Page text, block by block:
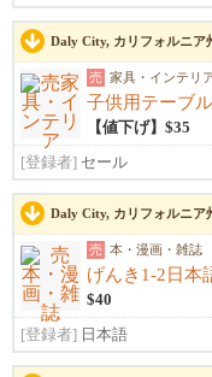
Daly City, カリフォルニア
売 家具・インテリ
子供用テーブ
【値下げ】$35
[登録者] セール
Daly City, カリフォルニア
売 本・漫画・雑誌
げんき1-2日本
$40
[登録者] 日本語